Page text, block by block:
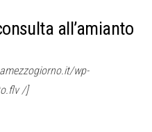
all’amianto
wp-
/]